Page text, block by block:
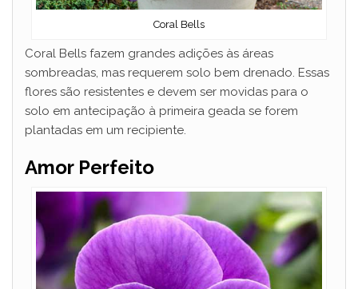
Coral Bells
Coral Bells fazem grandes adições às áreas
sombreadas, mas requerem solo bem drenado. Essas
flores são resistentes e devem ser movidas para o
solo em antecipação à primeira geada se forem
plantadas em um recipiente.
Amor Perfeito